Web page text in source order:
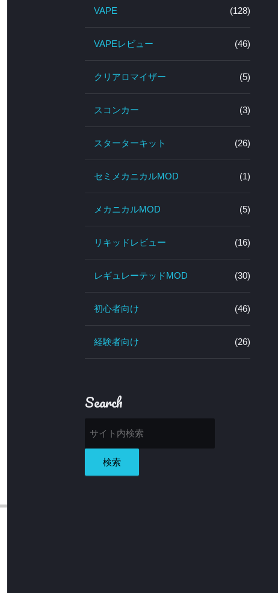
VAPE (128)
VAPEレビュー (46)
クリアロマイザー (5)
スコンカー (3)
スターターキット (26)
セミメカニカルMOD (1)
メカニカルMOD (5)
リキッドレビュー (16)
レギュレーテッドMOD (30)
初心者向け (46)
経験者向け (26)
Search